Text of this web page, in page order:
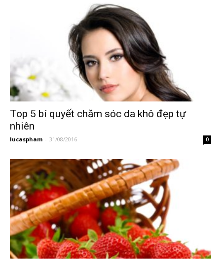
Top 5 bí quyết chăm sóc da khô đẹp tự
nhiên
lucaspham - 31/08/2016 0